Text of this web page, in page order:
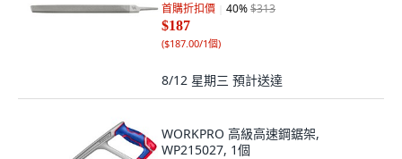
首購折扣價 40%$313
$187
($187.00/1個)
8/12 星期三 預計送達
WORKPRO 高級高速鋼鋸架,
WP215027, 1個